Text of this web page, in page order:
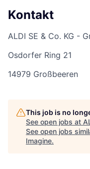
Kontakt
ALDI SE & Co. KG -
Osdorfer Ring 21
14979 Großbeeren
This job is no
See open jobs at
See open jobs
Imagine.